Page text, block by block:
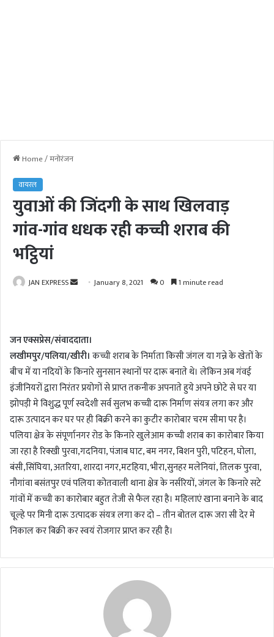
Home/मनोरंजन
वायरल
युवाओं की जिंदगी के साथ खिलवाड़
गांव-गांव धधक रही कच्ची शराब की
भट्ठियां
JAN EXPRESS
a
n
e
m
a
i
l
January 8, 2021 0 1 minute read
जन एक्सप्रेस/संवाददाता।
लखीमपुर/पलिया/खीरी। कच्ची शराब के निर्माता किसी जंगल या गन्ने के खेतों के
बीच में या नदियों के किनारे सुनसान स्थानों पर दारू बनाते थे। लेकिन अब गंवई
इंजीनियरों द्वारा निरंतर प्रयोगों से प्राप्त तकनीक अपनाते हुये अपने छोटे से घर या
झोपड़ी मे विशुद्ध पूर्ण स्वदेशी सर्व सुलभ कच्ची दारू निर्माण संयत्र लगा कर और
दारू उत्पादन कर घर पर ही बिक्री करने का कुटीर कारोबार चरम सीमा पर है।
पलिया क्षेत्र के संपूर्णानगर रोड के किनारे खुलेआम कच्ची शराब का कारोबार किया
जा रहा है रिक्खी पुरवा,गदनिया, पंजाब घाट, बम नगर, बिशन पुरी, पटिहन, घोला,
बंसी,सिंघिया, अतरिया, शारदा नगर,मटहिया, भीरा,सुनहर मलेनियां, तिलक पुरवा,
नौगांवा बसंतपुर एवं पलिया कोतवाली थाना क्षेत्र के नर्सरियों, जंगल के किनारे सटे
गांवों में कच्ची का कारोबार बहुत तेजी से फैल रहा है। महिलाएं खाना बनाने के बाद
चूल्हे पर मिनी दारू उत्पादक संयत्र लगा कर दो – तीन बोतल दारू जरा सी देर मे
निकाल कर बिक्री कर स्वयं रोजगार प्राप्त कर रही है।